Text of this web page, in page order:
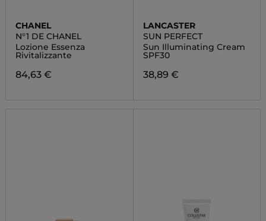
CHANEL
N°1 DE CHANEL
Lozione Essenza
Rivitalizzante
84,63 €
LANCASTER
SUN PERFECT
Sun Illuminating Cream
SPF30
38,89 €